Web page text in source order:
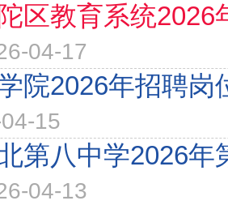
区教育系统
04-17
院2026年招聘
15
第八中学2026
04-13